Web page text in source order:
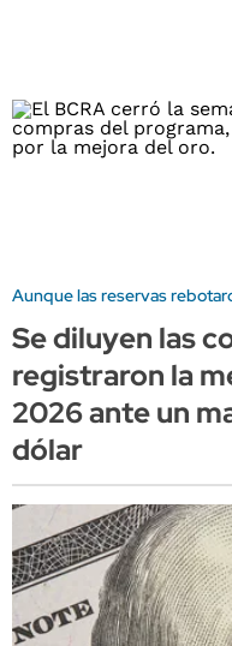
Aunque las reservas
Se diluyen las
registraron la
2026 ante un
dólar